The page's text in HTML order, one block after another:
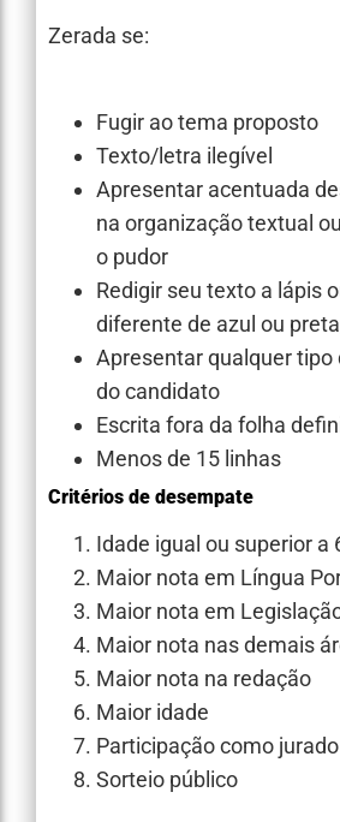
Zerada se:
Fugir ao tema proposto
Texto/letra ilegível
Apresentar acentuada
na organização textual
o pudor
Redigir seu texto a lápis
diferente de azul ou
Apresentar qualquer
do candidato
Escrita fora da folha
Menos de 15 linhas
Critérios de desempate
Idade igual ou superior a
Maior nota em Língua
Maior nota em
Maior nota nas demais
Maior nota na redação
Maior idade
Participação como jurado
Sorteio público